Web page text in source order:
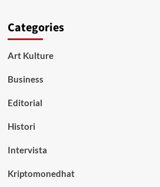
Categories
Art Kulture
Business
Editorial
Histori
Intervista
Kriptomonedhat